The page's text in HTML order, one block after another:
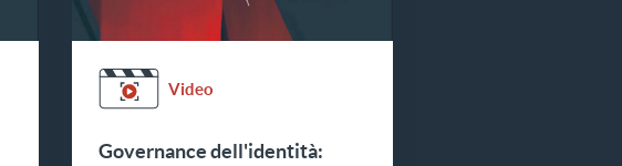
Video
Governance dell'identità: